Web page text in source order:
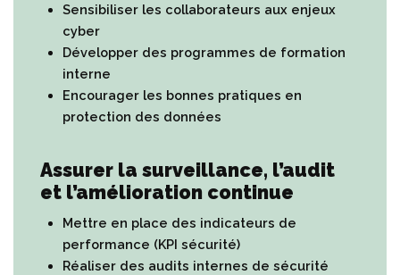
Sensibiliser les collaborateurs aux enjeux
cyber
Développer des programmes de formation
interne
Encourager les bonnes pratiques en
protection des données
Assurer la surveillance, l’audit
et l’amélioration continue
Mettre en place des indicateurs de
performance (KPI sécurité)
Réaliser des audits internes de sécurité